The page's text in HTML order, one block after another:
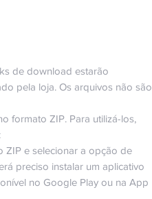
de download estarão
pela loja. Os arquivos não são
formato ZIP. Para utilizá-los,
ZIP e selecionar a opção de
preciso instalar um aplicativo
no Google Play ou na App